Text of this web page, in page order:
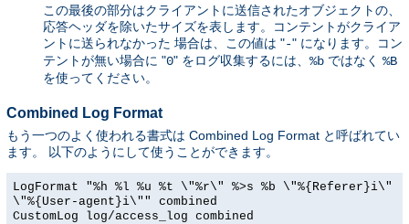
この最後の部分はクライアントに送信されたオブジェクトの、
応答ヘッダを除いたサイズを表します。コンテントがクライア
ントに送られなかった 場合は、この値は "-" になります。コン
テントが無い場合に "0" をログ収集するには、 %b ではなく %B
を使ってください。
Combined Log Format
もう一つのよく使われる書式は Combined Log Format と呼ばれてい
ます。 以下のようにして使うことができます。
LogFormat "%h %l %u %t \"%r\" %>s %b \"%{Referer}i\"
\"%{User-agent}i\"" combined
CustomLog log/access_log combined